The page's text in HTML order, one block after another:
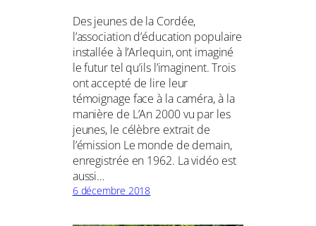
Des jeunes de la Cordée,
l’association d’éducation populaire
installée à l’Arlequin, ont imaginé
le futur tel qu’ils l’imaginent. Trois
ont accepté de lire leur
témoignage face à la caméra, à la
manière de L’An 2000 vu par les
jeunes, le célèbre extrait de
l’émission Le monde de demain,
enregistrée en 1962. La vidéo est
aussi…
6 décembre 2018